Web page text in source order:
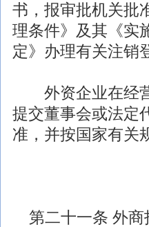
书，报审批机关批
理条件》及其《实
定》办理有关注销
外资企业在经营
提交董事会或法定
准，并按国家有关
第二十一条 外商